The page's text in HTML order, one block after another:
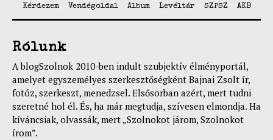
Kérdezem
Vendégoldal Album Levéltár SZPSZ AKB
Rólunk
A blogSzolnok 2010-ben indult szubjektív élményportál,
amelyet egyszemélyes szerkesztőségként Bajnai Zsolt ír,
fotóz, szerkeszt, menedzsel. Elsősorban azért, mert tudni
szeretné hol él. És, ha már megtudja, szívesen elmondja. Ha
kíváncsiak, olvassák, mert „Szolnokot járom, Szolnokot
írom”.